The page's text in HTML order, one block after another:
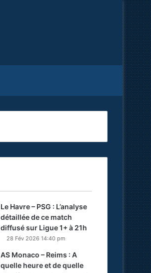
Le Havre – PSG : L’analyse
détaillée de ce match
diffusé sur Ligue 1+ à 21h
28 Fév 2026 14:40 pm
AS Monaco – Reims : A
quelle heure et de quelle